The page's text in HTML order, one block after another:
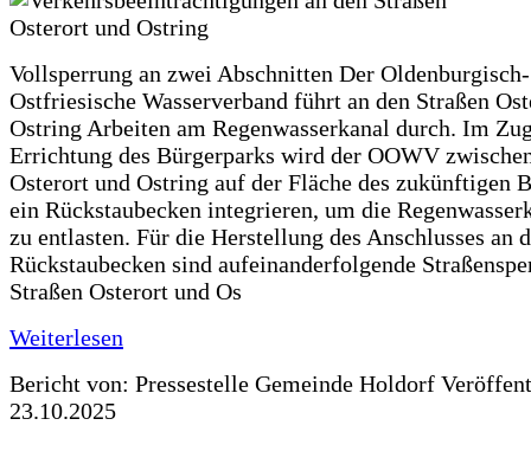
Vollsperrung an zwei Abschnitten Der Oldenburgisch-
Ostfriesische Wasserverband führt an den Straßen
Ostring Arbeiten am Regenwasserkanal durch. Im
Errichtung des Bürgerparks wird der OOWV
Osterort und Ostring auf der Fläche des zukünftigen
ein Rückstaubecken integrieren, um die
zu entlasten. Für die Herstellung des Anschlusses an
Rückstaubecken sind aufeinanderfolgende
Straßen Osterort und Os
Weiterlesen
Bericht von: Pressestelle Gemeinde Holdorf
23.10.2025